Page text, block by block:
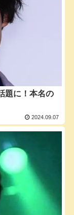
題に！本名の
2024.09.07